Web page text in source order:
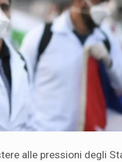
alle pressioni degli